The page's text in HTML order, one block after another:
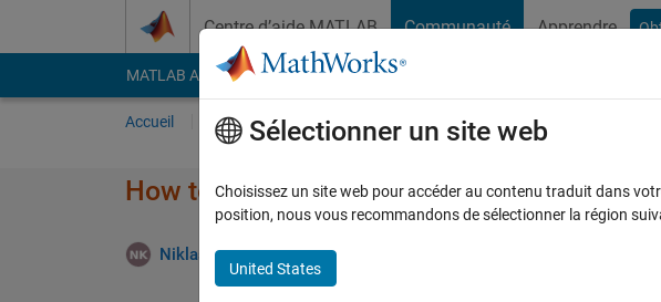
Centre d’aide MATLAB Communauté Apprendre
MATLAB Answers File Exchange Cody
Accueil Poser une question Parcourir
How to plot symbolic function with string
Niklas Kurz 3 Fév 2022
Sélectionner un site web
Choisissez un site web pour accéder au contenu traduit dans
position, nous vous recommandons de sélectionner la région
United States